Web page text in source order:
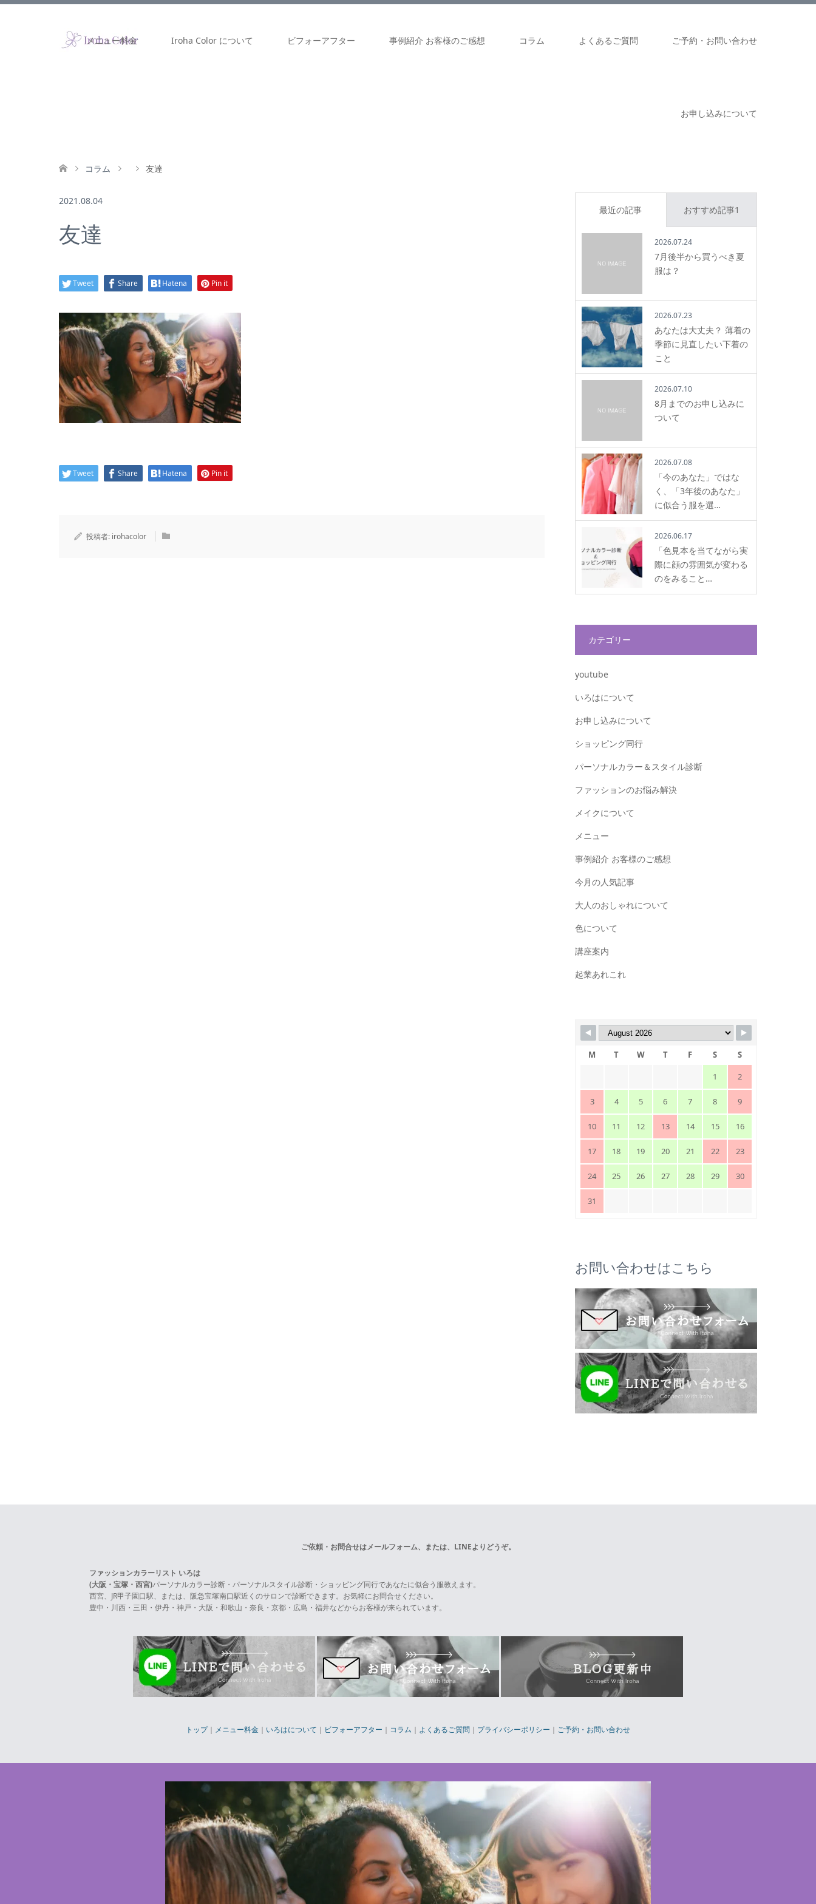
メニュー料金 Iroha Color について ビフォーアフター 事例紹介 お客様のご感想 コラム よくあるご質問 ご予約・お問い合わせ
お申し込みについて
コラム 友達
2021.08.04
友達
Tweet Share Hatena Pin it
Tweet Share Hatena Pin it
投稿者: irohacolor
最近の記事 おすすめ記事1
2026.07.24
7月後半から買うべき夏
服は？
2026.07.23
あなたは大丈夫？ 薄着の
季節に見直したい下着の
こと
2026.07.10
8月までのお申し込みに
ついて
2026.07.08
「今のあなた」ではな
く、「3年後のあなた」
に似合う服を選…
2026.06.17
「色見本を当てながら実
際に顔の雰囲気が変わる
のをみること…
カテゴリー
youtube
いろはについて
お申し込みについて
ショッピング同行
パーソナルカラー＆スタイル診断
ファッションのお悩み解決
メイクについて
メニュー
事例紹介 お客様のご感想
今月の人気記事
大人のおしゃれについて
色について
講座案内
起業あれこれ
M T W T F S
S
1
2
3 4 5 6 7 8 9
10 11 12 13 14 15 16
17 18 19 20 21 22 23
24 25 26 27 28 29 30
31
お問い合わせはこちら
ご依頼・お問合せはメールフォーム、または、LINEよりどうぞ。
ファッションカラーリスト いろは
(大阪・宝塚・西宮)パーソナルカラー診断・パーソナルスタイル診断・ショッピング同行であなたに似合う服教えます。
西宮、JR甲子園口駅、または、阪急宝塚南口駅近くのサロンで診断できます。お気軽にお問合せください。
豊中・川西・三田・伊丹・神戸・大阪・和歌山・奈良・京都・広島・福井などからお客様が来られています。
トップ｜ メニュー料金 ｜ いろはについて ｜ ビフォーアフター ｜ コラム ｜ よくあるご質問 ｜ プライバシーポリシー ｜ ご予約・お問い合わせ